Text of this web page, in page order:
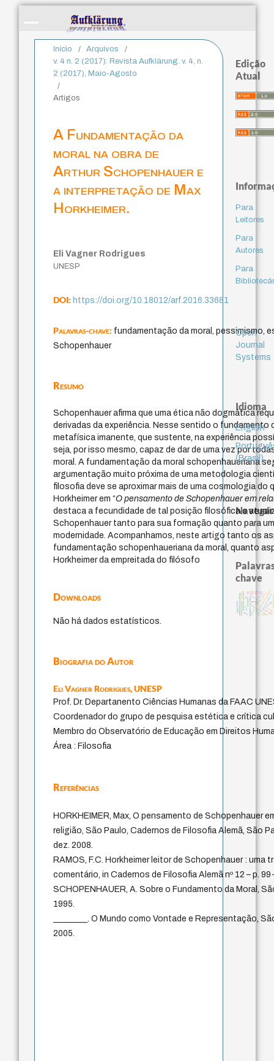
Início / Arquivos
/
v. 4 n. 2 (2017): Revista Aufklärung. v. 4, n.
2 (2017), Maio-Agosto
/
Artigos
A Fundamentação da
moral na obra de
Arthur Schopenhauer e
a interpretação de Max
Horkheimer.
Eli Vagner Rodrigues
UNESP
DOI:https://doi.org/10.18012/arf.2016.33681
Palavras-chave: fundamentação da moral, pessimismo,
Schopenhauer
Resumo
Schopenhauer afirma que uma ética não dogmática
derivadas da experiência. Nesse sentido o fundamento
metafísica imanente, que sustente, na experiência
seja, por isso mesmo, capaz de dar de uma vez por
moral. A fundamentação da moral schopenhaueriana
argumentação muito próxima de uma metodologia
filosofia deve se aproximar mais de uma cosmologia do
Horkheimer em “O pensamento de Schopenhauer em
destaca a fecundidade de tal posição filosófica e
Schopenhauer tanto para sua formação quanto para
modernidade. Acompanhamos, neste artigo tanto os
fundamentação schopenhaueriana da moral, quanto
Horkheimer da empreitada do filósofo
Downloads
Não há dados estatísticos.
Biografia do Autor
Eli Vagner Rodrigues,UNESP
Prof. Dr. Departanento Ciências Humanas da FAAC
Coordenador do grupo de pesquisa estética e crítica
Membro do Observatório de Educação em Direitos
Área : Filosofia
Referências
HORKHEIMER, Max, O pensamento de Schopenhauer
religião, São Paulo, Cadernos de Filosofia Alemã, São
dez. 2008.
RAMOS, F.C. Horkheimer leitor de Schopenhauer : uma
comentário, in Cadernos de Filosofia Alemã nº 12 – p.
SCHOPENHAUER, A. Sobre o Fundamento da Moral,
1995.
________. O Mundo como Vontade e Representação,
2005.
Edição
Atual
Para
Leitores
Para
Autores
Para
Open
Journal
Systems
Idioma
English
(Brasil)
Navegar
chave
fundamentalismo
jacobi
protágoras experiência temporal
metafísica do tempo género
idade
intolerância
identidade nacional
homem-medida filosofias indígenas
filosofia brasileira
j.c.m. neto
palavra
perdón
leyesviolencia
logos direito
lei
multidimensionalidade
desejo
papel da lei
sacrifício
bataille
mind animais